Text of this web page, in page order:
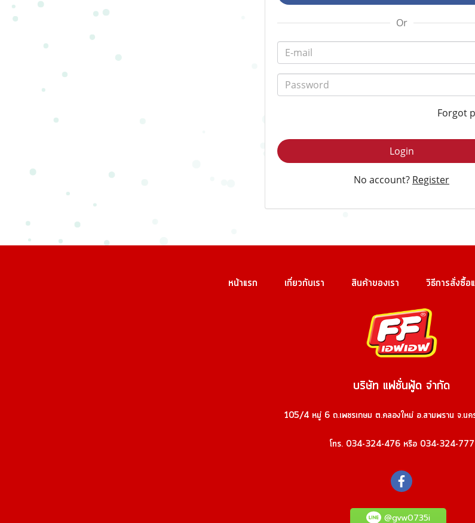
Or
Forgot
Login
No account? Register
หน้าแรก เกี่ยวกับเรา สินค้าของเรา วิธีการสั่งซื้อ
บริษัท แฟชั่นฟู้ด จำกัด
105/4 หมู่ 6 ถ.เพชรเกษม ต.คลองใหม่ อ.สามพราน จ.น
โทร. 034-324-476 หรือ 034-324-777
@gvw0735i